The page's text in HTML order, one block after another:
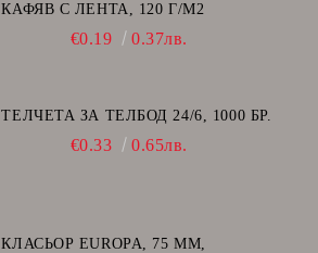
КАФЯВ С ЛЕНТА, 120 Г/М2
€0.19 0.37лв.
ТЕЛЧЕТА ЗА ТЕЛБОД 24/6, 1000 БР.
€0.33 0.65лв.
КЛАСЬОР EUROPA, 75 ММ,